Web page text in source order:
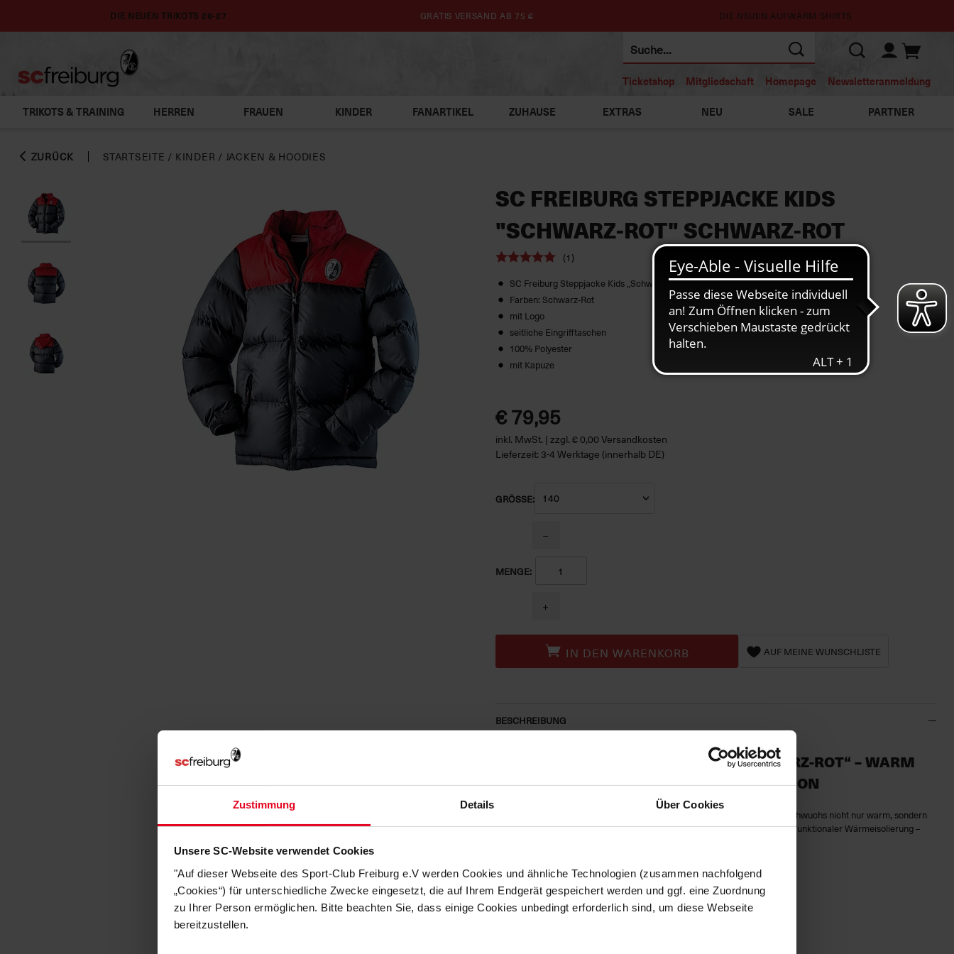
Zustimmung Details Über Cookies
Unsere SC-Website verwendet Cookies
"Auf dieser Webseite des Sport-Club Freiburg e.V werden Cookies und ähnliche Technologien (zusammen nachfolgend
„Cookies“) für unterschiedliche Zwecke eingesetzt, die auf Ihrem Endgerät gespeichert werden und ggf. eine Zuordnung
zu Ihrer Person ermöglichen. Bitte beachten Sie, dass einige Cookies unbedingt erforderlich sind, um diese Webseite
bereitzustellen.
DIE NEUEN TRIKOTS 26-27 GRATIS VERSAND AB 75 € DIE NEUEN AUFWÄRM SHIRTS
Ticketshop Mitgliedschaft Homepage Newsletteranmeldung
TRIKOTS & TRAINING HERREN FRAUEN KINDER FANARTIKEL ZUHAUSE EXTRAS NEU SALE PARTNER
ZURÜCK STARTSEITE / KINDER / JACKEN & HOODIES
SC FREIBURG STEPPJACKE KIDS
"SCHWARZ-ROT" SCHWARZ-ROT
(1)
SC Freiburg Steppjacke Kids „Schwarz-Rot“
Farben: Schwarz-Rot
mit Logo
seitliche Eingrifftaschen
100% Polyester
mit Kapuze
€ 79,95
inkl. MwSt. | zzgl. € 0,00 Versandkosten
Lieferzeit: 3-4 Werktage (innerhalb DE)
GRÖSSE:
MENGE:
−
+
IN DEN WARENKORB AUF MEINE WUNSCHLISTE
BESCHREIBUNG
SC FREIBURG STEPPJACKE KIDS „SCHWARZ-ROT“ – WARM
DURCH DEN WINTER, STYLISCH IM STADION
bleibt dein Nachwuchs nicht nur warm, sondern
zeigt auch echte Vereinsliebe. Die Jacke kombiniert sportliches Design mit funktionaler Wärmeisolierung –
Klassische SC Freiburg Farben: Schwarz mit rotem Schulterbereich
Offizielles SC Freiburg Logo auf der Brust